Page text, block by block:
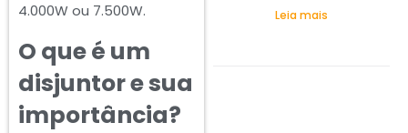
4.000W ou 7.500W.
O que é um
disjuntor e sua
importância?
Leia mais